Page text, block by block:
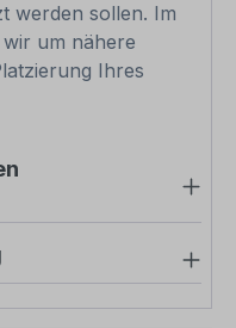
werden sollen. Im
um nähere
Ihres